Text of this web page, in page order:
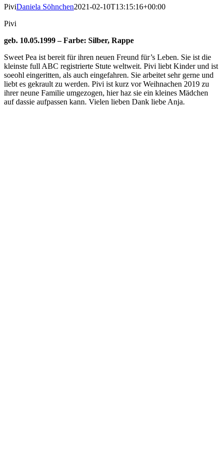
PiviDaniela Söhnchen2021-02-10T13:15:16+00:00
Pivi
geb. 10.05.1999 – Farbe: Silber, Rappe
Sweet Pea ist bereit für ihren neuen Freund für’s Leben. Sie ist die
kleinste full ABC registrierte Stute weltweit. Pivi liebt Kinder und ist
soeohl eingeritten, als auch eingefahren. Sie arbeitet sehr gerne und
liebt es gekrault zu werden. Pivi ist kurz vor Weihnachen 2019 zu
ihrer neune Familie umgezogen, hier haz sie ein kleines Mädchen
auf dassie aufpassen kann. Vielen lieben Dank liebe Anja.